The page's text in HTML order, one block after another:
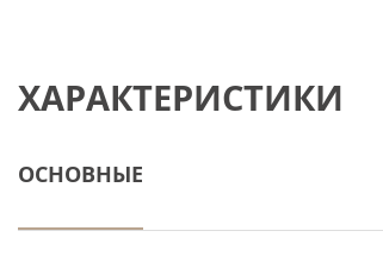
ХАРАКТЕРИСТИКИ
ОСНОВНЫЕ